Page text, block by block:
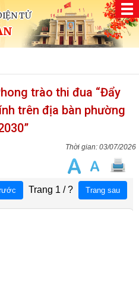
TỬ
trào thi đua “Đẩy
trên địa bàn phường
03/07/2026